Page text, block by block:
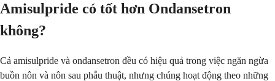
Amisulpride có tốt hơn Ondansetron
không?
Cả amisulpride và ondansetron đều có hiệu quả trong việc ngăn ngừa
buồn nôn và nôn sau phẫu thuật, nhưng chúng hoạt động theo những